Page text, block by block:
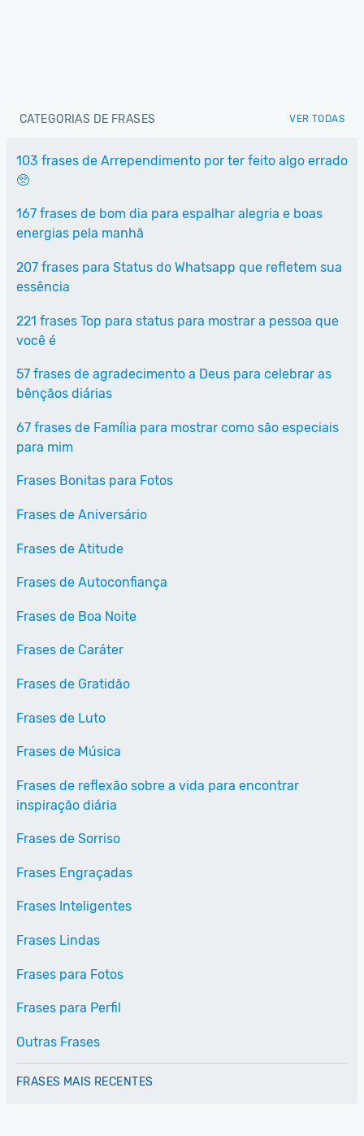
CATEGORIAS DE FRASES VER TODAS
103 frases de Arrependimento por ter feito algo errado
🥺
167 frases de bom dia para espalhar alegria e boas
energias pela manhã
207 frases para Status do Whatsapp que refletem sua
essência
221 frases Top para status para mostrar a pessoa que
você é
57 frases de agradecimento a Deus para celebrar as
bênçãos diárias
67 frases de Família para mostrar como são especiais
para mim
Frases Bonitas para Fotos
Frases de Aniversário
Frases de Atitude
Frases de Autoconfiança
Frases de Boa Noite
Frases de Caráter
Frases de Gratidão
Frases de Luto
Frases de Música
Frases de reflexão sobre a vida para encontrar
inspiração diária
Frases de Sorriso
Frases Engraçadas
Frases Inteligentes
Frases Lindas
Frases para Fotos
Frases para Perfil
Outras Frases
FRASES MAIS RECENTES